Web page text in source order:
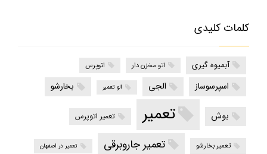
کلمات کلیدی
آبمیوه گیری اتو مخزن دار اتوپرس
اسپرسوساز الجی الو تعمیر بخارشو
بوش تعمیر تعمیر اتوپرس
تعمیر بخارشو تعمیر جاروبرقی تعمیر در اصفهان